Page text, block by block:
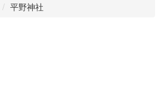
平野神社